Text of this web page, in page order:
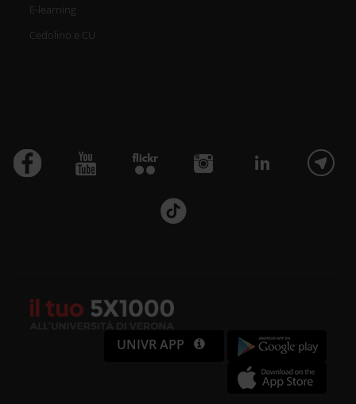
E-learning
Cedolino e CU
UNIVR APP